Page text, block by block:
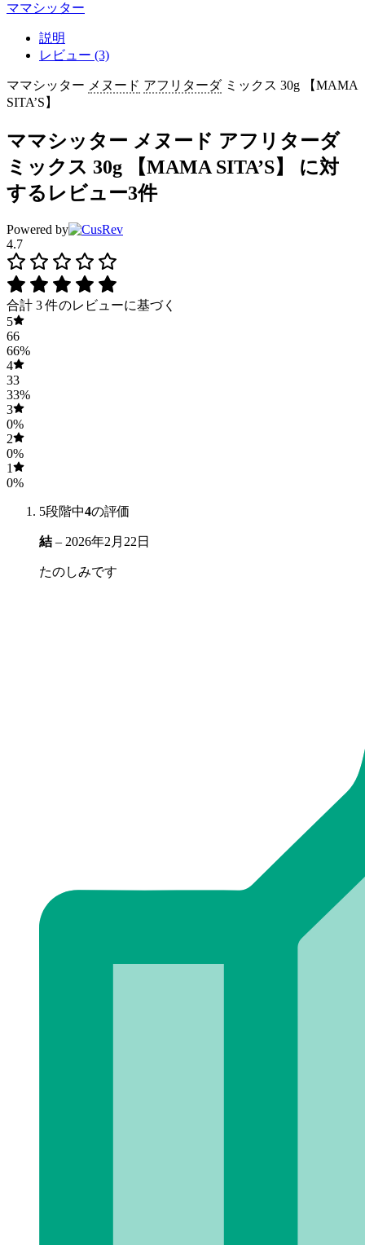
ママシッター
説明
レビュー (3)
ママシッター メヌード アフリターダミックス 30g 【MAMA
SITA’S】
ママシッター メヌード アフリターダ
ミックス 30g 【MAMA SITA’S】
に対
するレビュー3件
Powered by
4.7
合計 3 件のレビューに基づく
5
66
66%
4
33
33%
3
0%
2
0%
1
0%
5段階中4の評価
結 – 2026年2月22日
たのしみです